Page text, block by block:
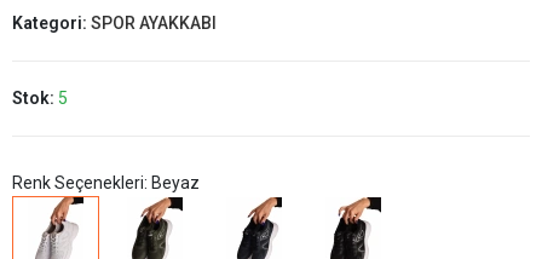
Kategori: SPOR AYAKKABI
Stok: 5
Renk Seçenekleri: Beyaz